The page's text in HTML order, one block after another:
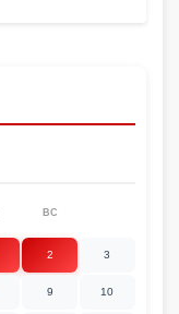
ВС
2 3
9 10